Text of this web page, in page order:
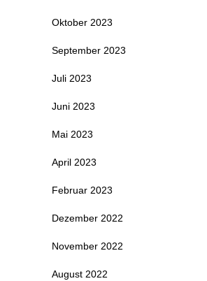
Oktober 2023
September 2023
Juli 2023
Juni 2023
Mai 2023
April 2023
Februar 2023
Dezember 2022
November 2022
August 2022